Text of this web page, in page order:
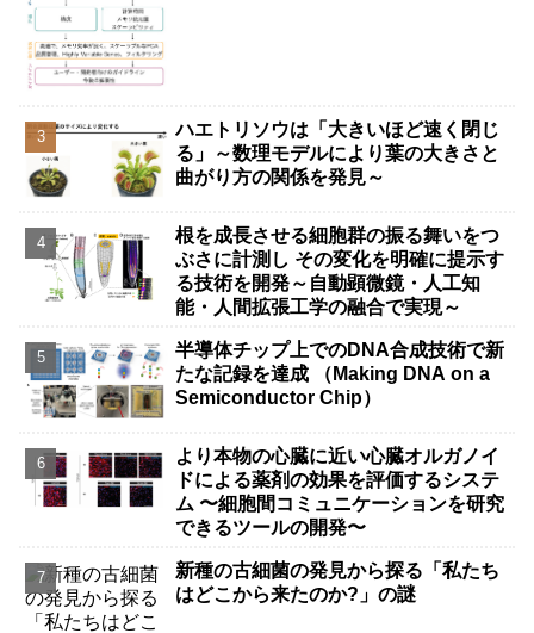
ハエトリソウは「大きいほど速く閉じ
る」～数理モデルにより葉の大きさと
曲がり方の関係を発見～
根を成長させる細胞群の振る舞いをつ
ぶさに計測し その変化を明確に提示す
る技術を開発～自動顕微鏡・人工知
能・人間拡張工学の融合で実現～
半導体チップ上でのDNA合成技術で新
たな記録を達成 （Making DNA on a
Semiconductor Chip）
より本物の心臓に近い心臓オルガノイ
ドによる薬剤の効果を評価するシステ
ム 〜細胞間コミュニケーションを研究
できるツールの開発〜
新種の古細菌の発見から探る「私たち
はどこから来たのか?」の謎